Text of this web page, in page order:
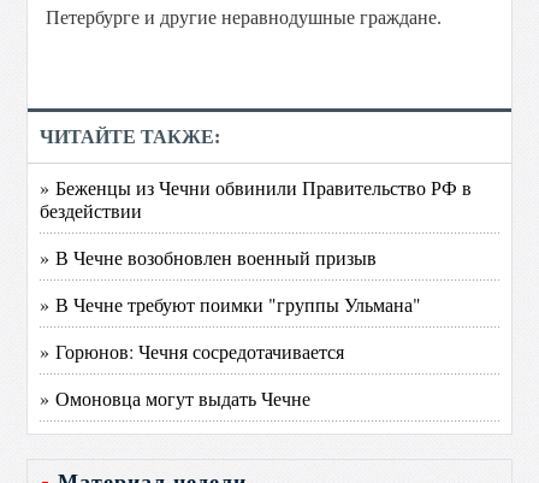
Петербурге и другие неравнодушные граждане.
ЧИТАЙТЕ ТАКЖЕ:
» Беженцы из Чечни обвинили Правительство РФ в
бездействии
» В Чечне возобновлен военный призыв
» В Чечне требуют поимки "группы Ульмана"
» Горюнов: Чечня сосредотачивается
» Омоновца могут выдать Чечне